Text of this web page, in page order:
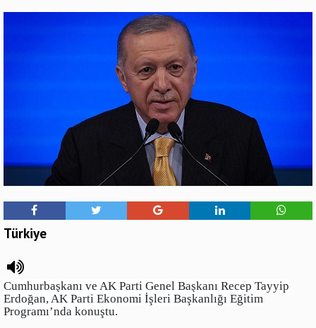
Türkiye
Cumhurbaşkanı ve AK Parti Genel Başkanı Recep Tayyip
Erdoğan, AK Parti Ekonomi İşleri Başkanlığı Eğitim
Programı’nda konuştu.